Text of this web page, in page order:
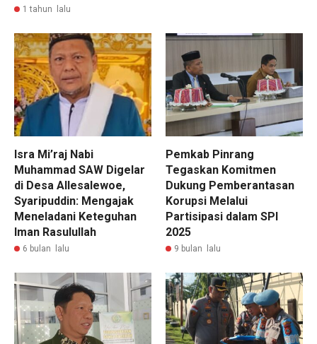
1 tahun lalu
Isra Mi’raj Nabi
Muhammad SAW Digelar
di Desa Allesalewoe,
Syaripuddin: Mengajak
Meneladani Keteguhan
Iman Rasulullah
6 bulan lalu
Pemkab Pinrang
Tegaskan Komitmen
Dukung Pemberantasan
Korupsi Melalui
Partisipasi dalam SPI
2025
9 bulan lalu